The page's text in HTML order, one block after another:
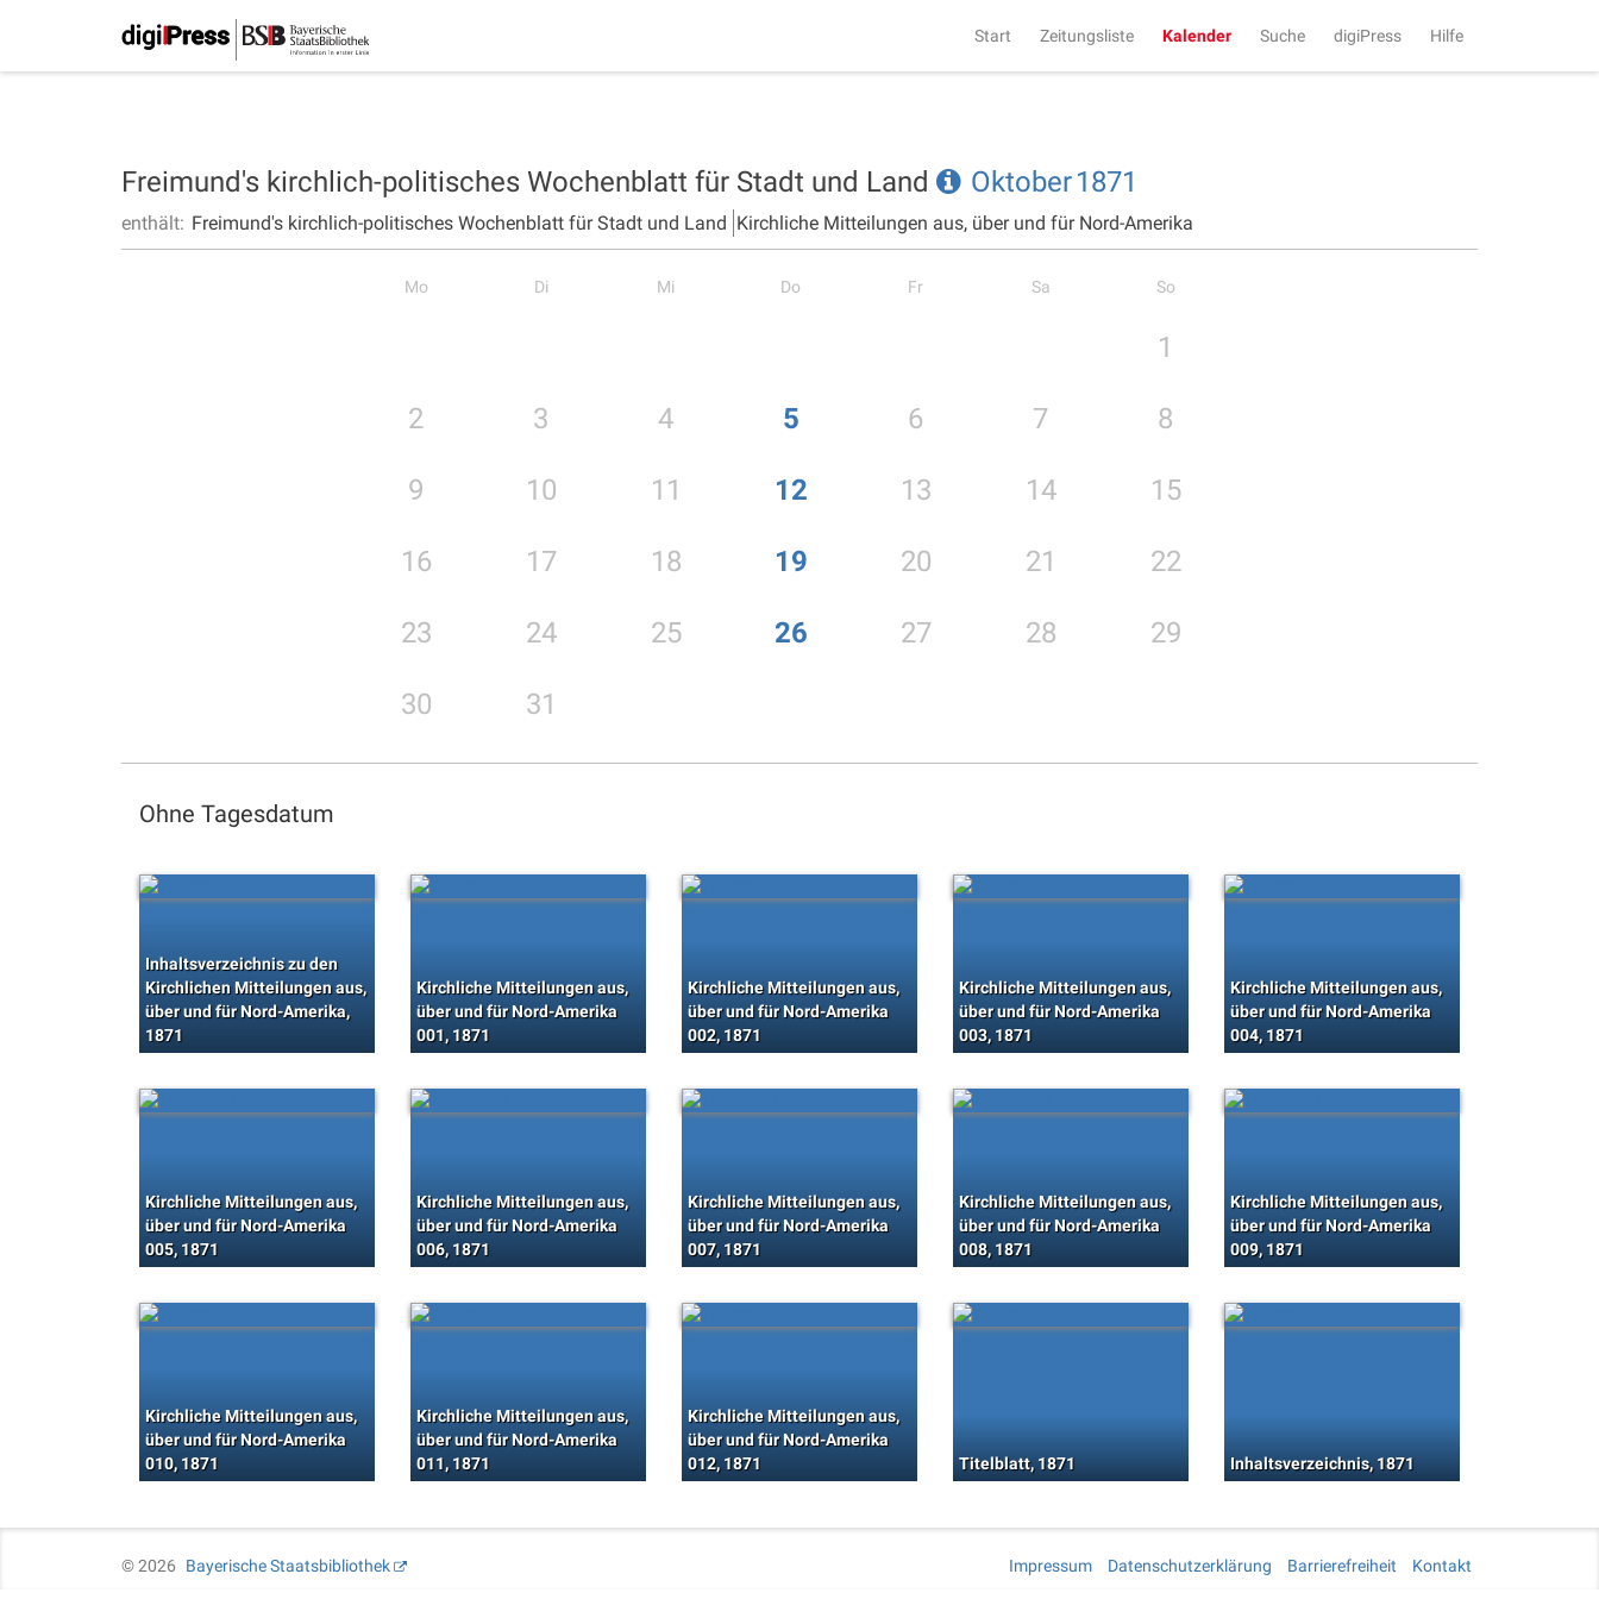
Start Zeitungsliste Kalender Suche digiPress Hilfe
Freimund's kirchlich-politisches Wochenblatt für Stadt und Land Oktober1871
enthält: Freimund's kirchlich-politisches Wochenblatt für Stadt und Land Kirchliche Mitteilungen aus, über und für Nord-Amerika
Mo Di Mi Do Fr Sa So
1
2 3 4 5 6 7 8
9 10 11 12 13 14 15
16 17 18 19 20 21 22
23 24 25 26 27 28 29
30 31
Ohne Tagesdatum
Inhaltsverzeichnis zu den
Kirchlichen Mitteilungen aus,
über und für Nord-Amerika,
1871
Kirchliche Mitteilungen aus,
über und für Nord-Amerika
001, 1871
Kirchliche Mitteilungen aus,
über und für Nord-Amerika
002, 1871
Kirchliche Mitteilungen aus,
über und für Nord-Amerika
003, 1871
Kirchliche Mitteilungen aus,
über und für Nord-Amerika
004, 1871
Kirchliche Mitteilungen aus,
über und für Nord-Amerika
005, 1871
Kirchliche Mitteilungen aus,
über und für Nord-Amerika
006, 1871
Kirchliche Mitteilungen aus,
über und für Nord-Amerika
007, 1871
Kirchliche Mitteilungen aus,
über und für Nord-Amerika
008, 1871
Kirchliche Mitteilungen aus,
über und für Nord-Amerika
009, 1871
Kirchliche Mitteilungen aus,
über und für Nord-Amerika
010, 1871
Kirchliche Mitteilungen aus,
über und für Nord-Amerika
011, 1871
Kirchliche Mitteilungen aus,
über und für Nord-Amerika
012, 1871
Titelblatt, 1871 Inhaltsverzeichnis, 1871
©2026 Bayerische Staatsbibliothek Impressum Datenschutzerklärung Barrierefreiheit Kontakt